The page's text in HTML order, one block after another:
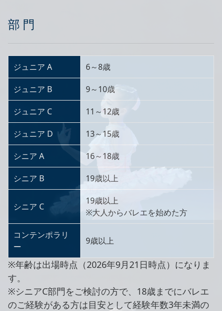
部 門
ジュニア A 6～8歳
ジュニア B 9～10歳
ジュニア C 11～12歳
ジュニア D 13～15歳
シニア A 16～18歳
シニア B 19歳以上
シニア C
19歳以上
※大人からバレエを始めた方
コンテンポラリ
ー
9歳以上
※年齢は出場時点（2026年9月21日時点）になりま
す。
※シニアC部門をご検討の方で、18歳までにバレエ
のご経験がある方は目安として経験年数3年未満の